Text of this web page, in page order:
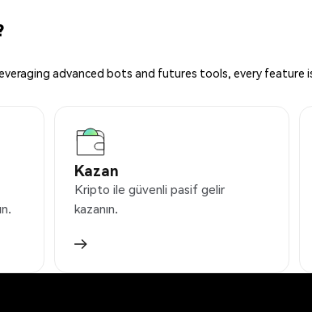
advanced bots and futures tools, every feature
Kazan
Kripto ile güvenli pasif gelir
kazanın.